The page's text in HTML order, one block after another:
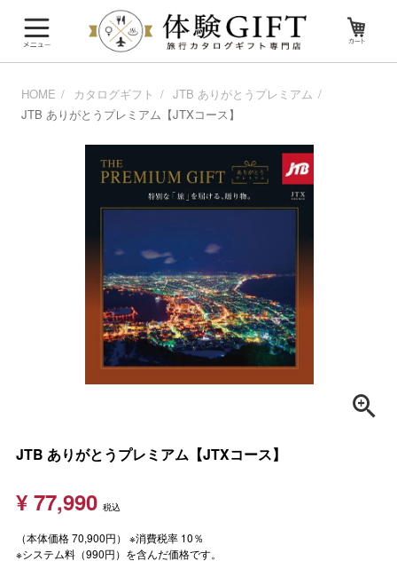
HOME カタログギフト
JTB ありがとうプレミアム
JTB ありがとうプレミアム【JTXコース】
JTB ありがとうプレミアム【JTXコース】
¥ 77,990 税込
（本体価格 70,900円） ※消費税率 10％
※システム料（990円）を含んだ価格です。